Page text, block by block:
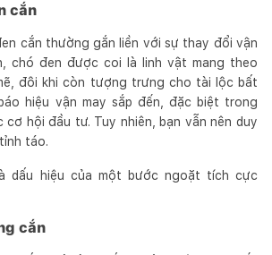
cắn
cắn thường gắn liền với sự thay đổi vận
chó đen được coi là linh vật mang theo
đôi khi còn tượng trưng cho tài lộc bất
hiệu vận may sắp đến, đặc biệt trong
hội đầu tư. Tuy nhiên, bạn vẫn nên duy
táo.
dấu hiệu của một bước ngoặt tích cực
cắn